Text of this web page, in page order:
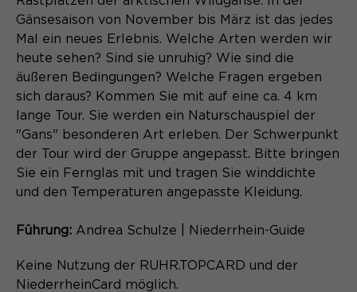
Name PHPSESSID
Laufzeit
Der Session Cookie wird beim
Schließen des Browsers wieder
gelöscht.
(Formulare).
Name _pk_ses*
Anbieter Matomo
Laufzeit 30 Minuten
Zweck
Speichert vorübergehend Daten der
aktuellen Sitzung.
Anbieter
Laufzeit 6 Monate
Zweck
Speichert die vom Nutzer gewählte
Sprache für die automatische
Übersetzung der Website.
Gänsesaison von November bis März ist das jedes
Mal ein neues Erlebnis. Welche Arten werden wir
heute sehen? Sind sie unruhig? Wie sind die
äußeren Bedingungen? Welche Fragen ergeben
sich daraus? Kommen Sie mit auf eine ca. 4 km
lange Tour. Sie werden ein Naturschauspiel der
"Gans" besonderen Art erleben. Der Schwerpunkt
der Tour wird der Gruppe angepasst. Bitte bringen
Sie ein Fernglas mit und tragen Sie winddichte
und den Temperaturen angepasste Kleidung.
Führung: Andrea Schulze | Niederrhein-Guide
Keine Nutzung der RUHR.TOPCARD und der
NiederrheinCard möglich.